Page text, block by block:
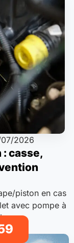
2026
casse,
piston en cas
avec pompe à